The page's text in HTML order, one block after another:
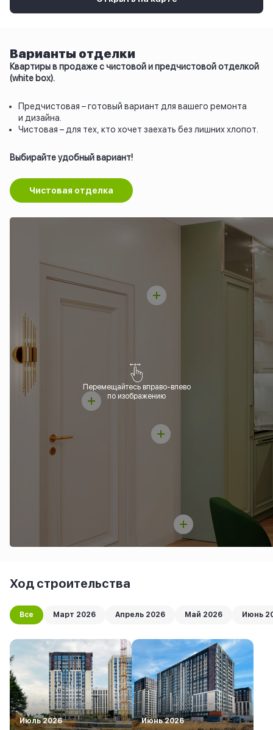
Варианты отделки
Квартиры в продаже с чистовой и предчистовой отделкой
(white box).
Предчистовая – готовый вариант для вашего ремонта
и дизайна.
Чистовая – для тех, кто хочет заехать без лишних хлопот.
Выбирайте удобный вариант!
Чистовая отделка
Перемещайтесь вправо-влево
по изображению
Ход строительства
Все Март 2026 Апрель 2026 Май 2026 Июнь
Июль 2026 Июнь 2026